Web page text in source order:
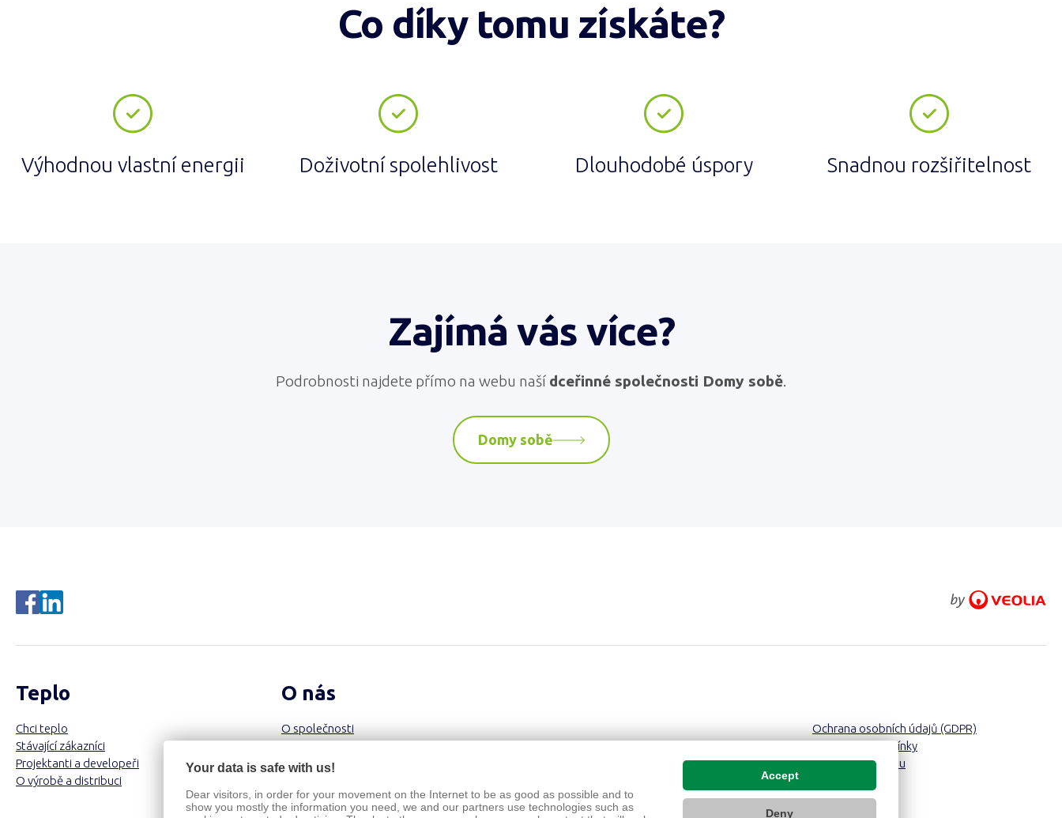
Co díky tomu získáte?
Výhodnou vlastní energii Doživotní spolehlivost Dlouhodobé úspory Snadnou rozšiřitelnost
Zajímá vás více?
Podrobnosti najdete přímo na webu naší dceřinné společnosti Domy sobě.
Domy sobě
Teplo
Chci teplo
Stávající zákazníci
Projektanti a developeři
O výrobě a distribuci
O nás
O společnosti
Majetek a zakázky
Ochrana osobních údajů (GDPR)
Obchodní podmínky
Informace o webu
Your data is safe with us!
Dear visitors, in order for your movement on the Internet to be as good as possible and to
show you mostly the information you need, we and our partners use technologies such as
Accept
Deny